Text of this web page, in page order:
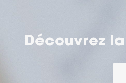
Découvrez